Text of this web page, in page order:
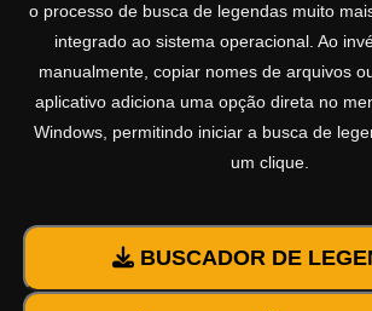
o processo de busca de legendas muito
integrado ao sistema operacional. Ao
manualmente, copiar nomes de arquivos
aplicativo adiciona uma opção direta no
Windows, permitindo iniciar a busca de
um clique.
BUSCADOR DE